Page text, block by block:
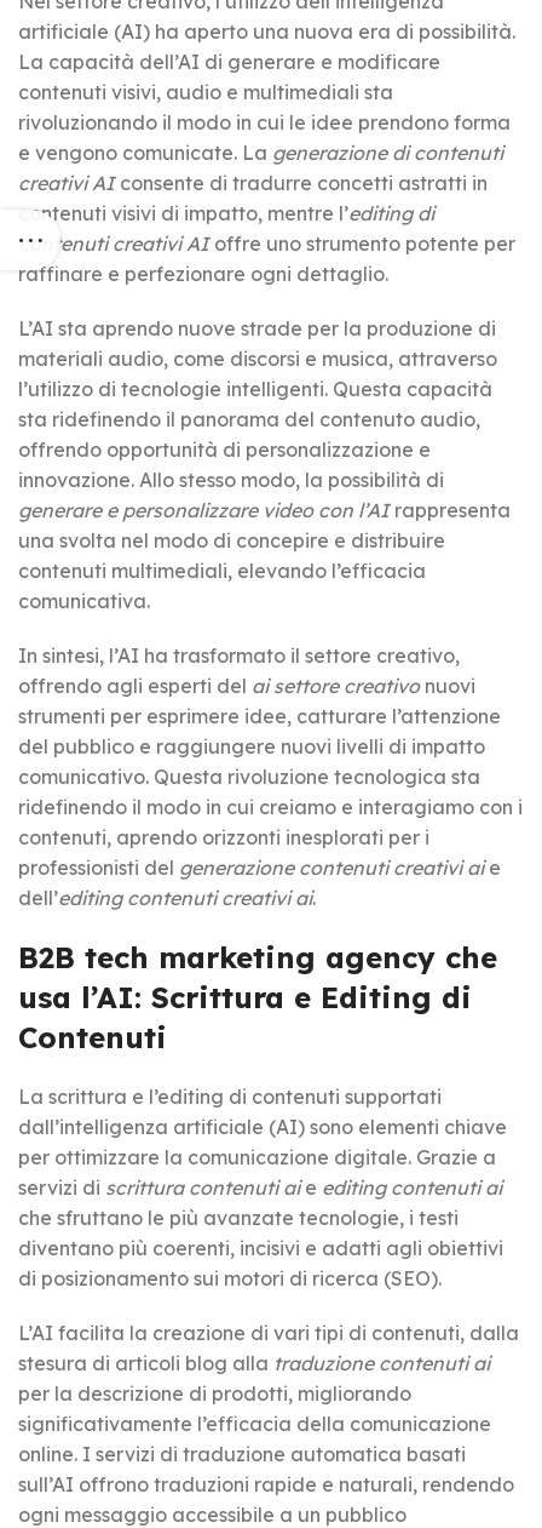
artificiale (AI) ha aperto una nuova era di possibilità.
La capacità dell’AI di generare e modificare
contenuti visivi, audio e multimediali sta
rivoluzionando il modo in cui le idee prendono forma
e vengono comunicate. La generazione di contenuti
creativi AIconsente di tradurre concetti astratti in
contenuti visivi di impatto, mentre l’editing di
contenuti creativi AIoffre uno strumento potente per
raffinare e perfezionare ogni dettaglio.
L’AI sta aprendo nuove strade per la produzione di
materiali audio, come discorsi e musica, attraverso
l’utilizzo di tecnologie intelligenti. Questa capacità
sta ridefinendo il panorama del contenuto audio,
offrendo opportunità di personalizzazione e
innovazione. Allo stesso modo, la possibilità di
generare e personalizzare video con l’AIrappresenta
una svolta nel modo di concepire e distribuire
contenuti multimediali, elevando l’efficacia
comunicativa.
In sintesi, l’AI ha trasformato il settore creativo,
offrendo agli esperti del ai settore creativonuovi
strumenti per esprimere idee, catturare l’attenzione
del pubblico e raggiungere nuovi livelli di impatto
comunicativo. Questa rivoluzione tecnologica sta
ridefinendo il modo in cui creiamo e interagiamo con i
contenuti, aprendo orizzonti inesplorati per i
professionisti del generazione contenuti creativi aie
dell’editing contenuti creativi ai.
B2B tech marketing agency che
usa l’AI: Scrittura e Editing di
Contenuti
La scrittura e l’editing di contenuti supportati
dall’intelligenza artificiale (AI) sono elementi chiave
per ottimizzare la comunicazione digitale. Grazie a
servizi di scrittura contenuti aie editing contenuti ai
che sfruttano le più avanzate tecnologie, i testi
diventano più coerenti, incisivi e adatti agli obiettivi
di posizionamento sui motori di ricerca (SEO).
L’AI facilita la creazione di vari tipi di contenuti, dalla
stesura di articoli blog alla traduzione contenuti ai
per la descrizione di prodotti, migliorando
significativamente l’efficacia della comunicazione
online. I servizi di traduzione automatica basati
sull’AI offrono traduzioni rapide e naturali, rendendo
ogni messaggio accessibile a un pubblico